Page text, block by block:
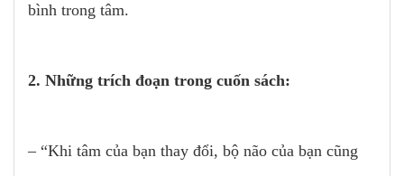
bình trong tâm.
2. Những trích đoạn trong cuốn sách:
– “Khi tâm của bạn thay đổi, bộ não của bạn cũng